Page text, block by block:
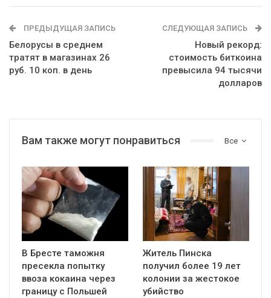
ПРЕДЫДУЩАЯ ЗАПИСЬ
Белорусы в среднем
тратят в магазинах 26
руб. 10 коп. в день
СЛЕДУЮЩАЯ ЗАПИСЬ
Новый рекорд:
стоимость биткоина
превысила 94 тысячи
долларов
Все
Вам также могут понравиться
В Бресте таможня
пресекла попытку
ввоза кокаина через
границу с Польшей
Житель Пинска
получил более 19 лет
колонии за жестокое
убийство